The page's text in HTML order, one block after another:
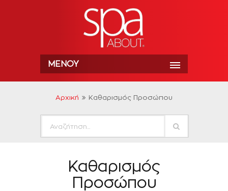
ΜΕΝΟΎ
Αρχική Καθαρισμός Προσώπου
Καθαρισμός
Προσώπου